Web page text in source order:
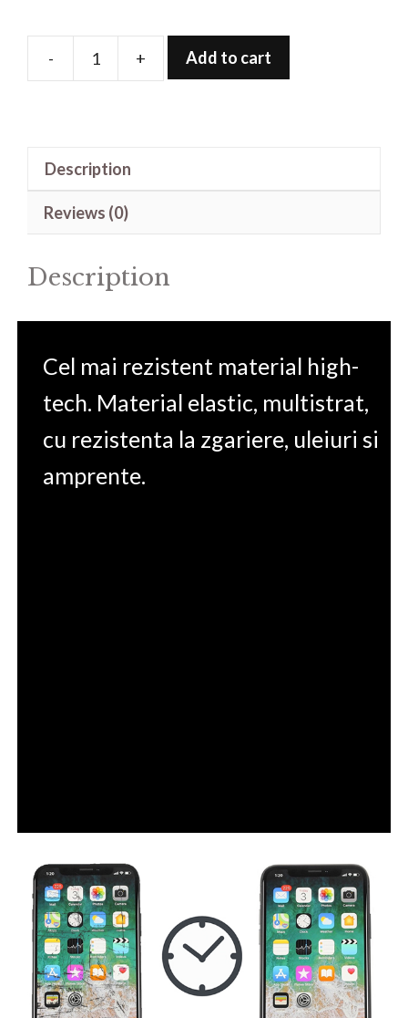
-
Folie
+ Add to cart
Description
Reviews (0)
Description
Cel mai rezistent material high-
tech. Material elastic, multistrat,
cu rezistenta la zgariere, uleiuri si
amprente.